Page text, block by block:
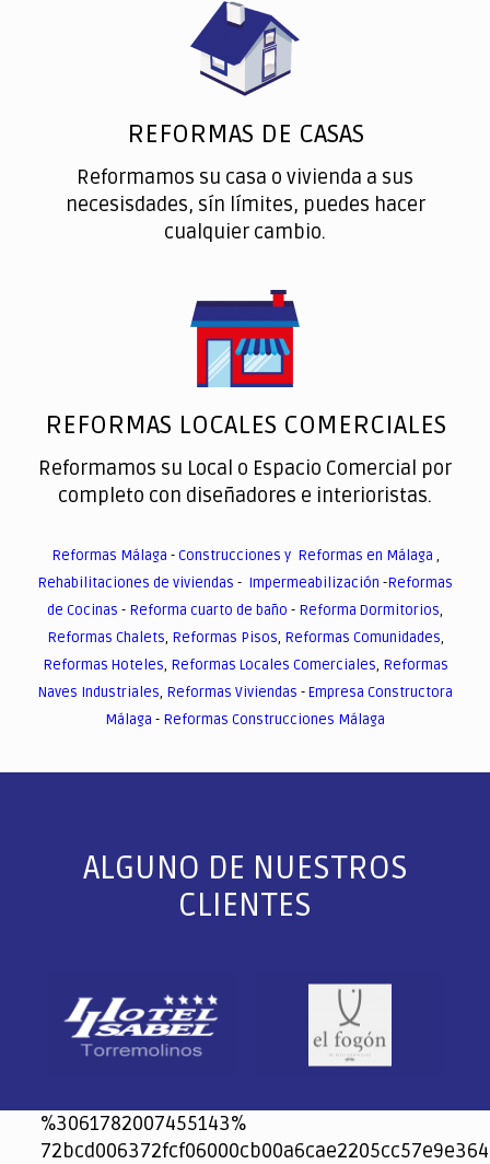
REFORMAS DE CASAS
Reformamos su casa o vivienda a sus
necesisdades, sín límites, puedes hacer
cualquier cambio.
REFORMAS LOCALES COMERCIALES
Reformamos su Local o Espacio Comercial por
completo con diseñadores e interioristas.
Reformas Málaga -Construcciones y Reformas en Málaga ,
Rehabilitaciones de viviendas - Impermeabilización -Reformas
de Cocinas - Reforma cuarto de baño - Reforma Dormitorios,
Reformas Chalets, Reformas Pisos, Reformas Comunidades,
Reformas Hoteles, Reformas Locales Comerciales, Reformas
Naves Industriales, Reformas Viviendas -Empresa Constructora
Málaga - Reformas Construcciones Málaga
ALGUNO DE NUESTROS
CLIENTES
%3061782007455143%